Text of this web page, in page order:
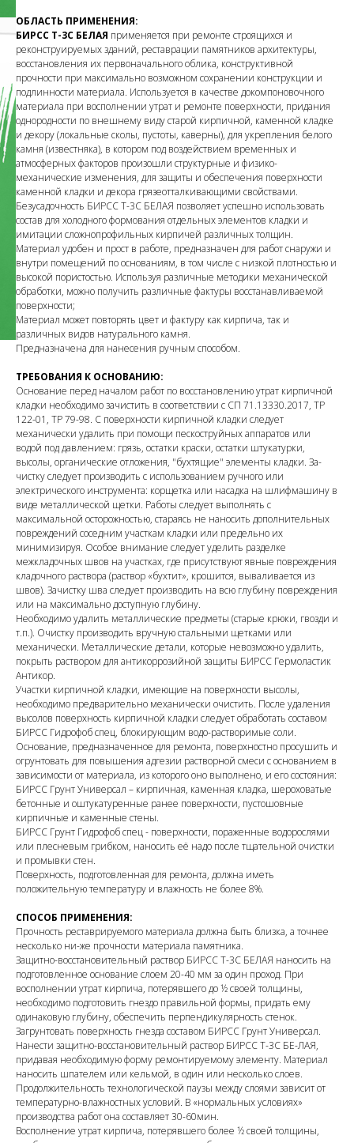
ОБЛАСТЬ ПРИМЕНЕНИЯ:
БИРСС Т-3С БЕЛАЯ применяется при ремонте строящихся и
реконструируемых зданий, реставрации памятников архитектуры,
восстановления их первоначального облика, конструктивной
прочности при максимально возможном сохранении конструкции и
подлинности материала. Используется в качестве докомпоновочного
материала при восполнении утрат и ремонте поверхности, придания
однородности по внешнему виду старой кирпичной, каменной кладке
и декору (локальные сколы, пустоты, каверны), для укрепления белого
камня (известняка), в котором под воздействием временных и
атмосферных факторов произошли структурные и физико-
механические изменения, для защиты и обеспечения поверхности
каменной кладки и декора грязеотталкивающими свойствами.
Безусадочность БИРСС Т-3С БЕЛАЯ позволяет успешно использовать
состав для холодного формования отдельных элементов кладки и
имитации сложнопрофильных кирпичей различных толщин.
Материал удобен и прост в работе, предназначен для работ снаружи и
внутри помещений по основаниям, в том числе с низкой плотностью и
высокой пористостью. Используя различные методики механической
обработки, можно получить различные фактуры восстанавливаемой
поверхности;
Материал может повторять цвет и фактуру как кирпича, так и
различных видов натурального камня.
Предназначена для нанесения ручным способом.
ТРЕБОВАНИЯ К ОСНОВАНИЮ:
Основание перед началом работ по восстановлению утрат кирпичной
кладки необходимо зачистить в соответствии с СП 71.13330.2017, ТР
122-01, ТР 79-98. С поверхности кирпичной кладки следует
механически удалить при помощи пескоструйных аппаратов или
водой под давлением: грязь, остатки краски, остатки штукатурки,
высолы, органические отложения, "бухтящие" элементы кладки. За-
чистку следует производить с использованием ручного или
электрического инструмента: корщетка или насадка на шлифмашину в
виде металлической щетки. Работы следует выполнять с
максимальной осторожностью, стараясь не наносить дополнительных
повреждений соседним участкам кладки или предельно их
минимизируя. Особое внимание следует уделить разделке
межкладочных швов на участках, где присутствуют явные повреждения
кладочного раствора (раствор «бухтит», крошится, вываливается из
швов). Зачистку шва следует производить на всю глубину повреждения
или на максимально доступную глубину.
Необходимо удалить металлические предметы (старые крюки, гвозди и
т.п.). Очистку производить вручную стальными щетками или
механически. Металлические детали, которые невозможно удалить,
покрыть раствором для антикоррозийной защиты БИРСС Гермоластик
Антикор.
Участки кирпичной кладки, имеющие на поверхности высолы,
необходимо предварительно механически очистить. После удаления
высолов поверхность кирпичной кладки следует обработать составом
БИРСС Гидрофоб спец, блокирующим водо-растворимые соли.
Основание, предназначенное для ремонта, поверхностно просушить и
огрунтовать для повышения адгезии растворной смеси с основанием в
зависимости от материала, из которого оно выполнено, и его состояния:
БИРСС Грунт Универсал – кирпичная, каменная кладка, шероховатые
бетонные и оштукатуренные ранее поверхности, пустошовные
кирпичные и каменные стены.
БИРСС Грунт Гидрофоб спец - поверхности, пораженные водорослями
или плесневым грибком, наносить её надо после тщательной очистки
и промывки стен.
Поверхность, подготовленная для ремонта, должна иметь
положительную температуру и влажность не более 8%.
СПОСОБ ПРИМЕНЕНИЯ:
Прочность реставрируемого материала должна быть близка, а точнее
несколько ни-же прочности материала памятника.
Защитно-восстановительный раствор БИРСС Т-3С БЕЛАЯ наносить на
подготовленное основание слоем 20-40 мм за один проход. При
восполнении утрат кирпича, потерявшего до ½ своей толщины,
необходимо подготовить гнездо правильной формы, придать ему
одинаковую глубину, обеспечить перпендикулярность стенок.
Загрунтовать поверхность гнезда составом БИРСС Грунт Универсал.
Нанести защитно-восстановительный раствор БИРСС Т-3С БЕ-ЛАЯ,
придавая необходимую форму ремонтируемому элементу. Материал
наносить шпателем или кельмой, в один или несколько слоев.
Продолжительность технологической паузы между слоями зависит от
температурно-влажностных условий. В «нормальных условиях»
производства работ она составляет 30-60мин.
Восполнение утрат кирпича, потерявшего более ½ своей толщины,